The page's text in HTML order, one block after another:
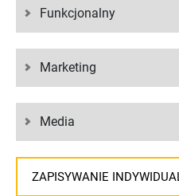
Funkcjonalny
Marketing
Media
ZAPISYWANIE